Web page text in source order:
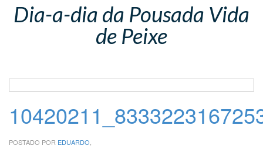
Dia-a-dia da Pousada Vida
de Peixe
POSTADO POR EDUARDO,